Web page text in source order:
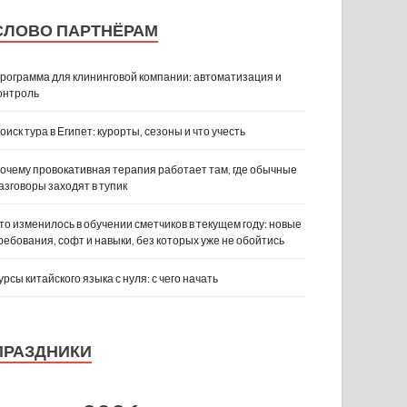
ПАРТНЁРАМ
для клининговой компании: автоматизация и
тура в Египет: курорты, сезоны и что учесть
провокативная терапия работает там, где обычные
заходят в тупик
изменилось в обучении сметчиков в текущем году: новые
софт и навыки, без которых уже не обойтись
китайского языка с нуля: с чего начать